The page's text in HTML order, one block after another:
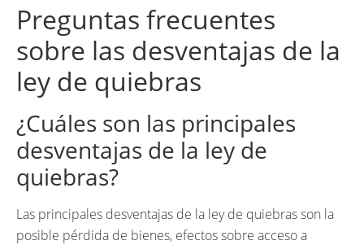
Preguntas frecuentes
sobre las desventajas de la
ley de quiebras
¿Cuáles son las principales
desventajas de la ley de
quiebras?
Las principales desventajas de la ley de quiebras son la
posible pérdida de bienes, efectos sobre acceso a